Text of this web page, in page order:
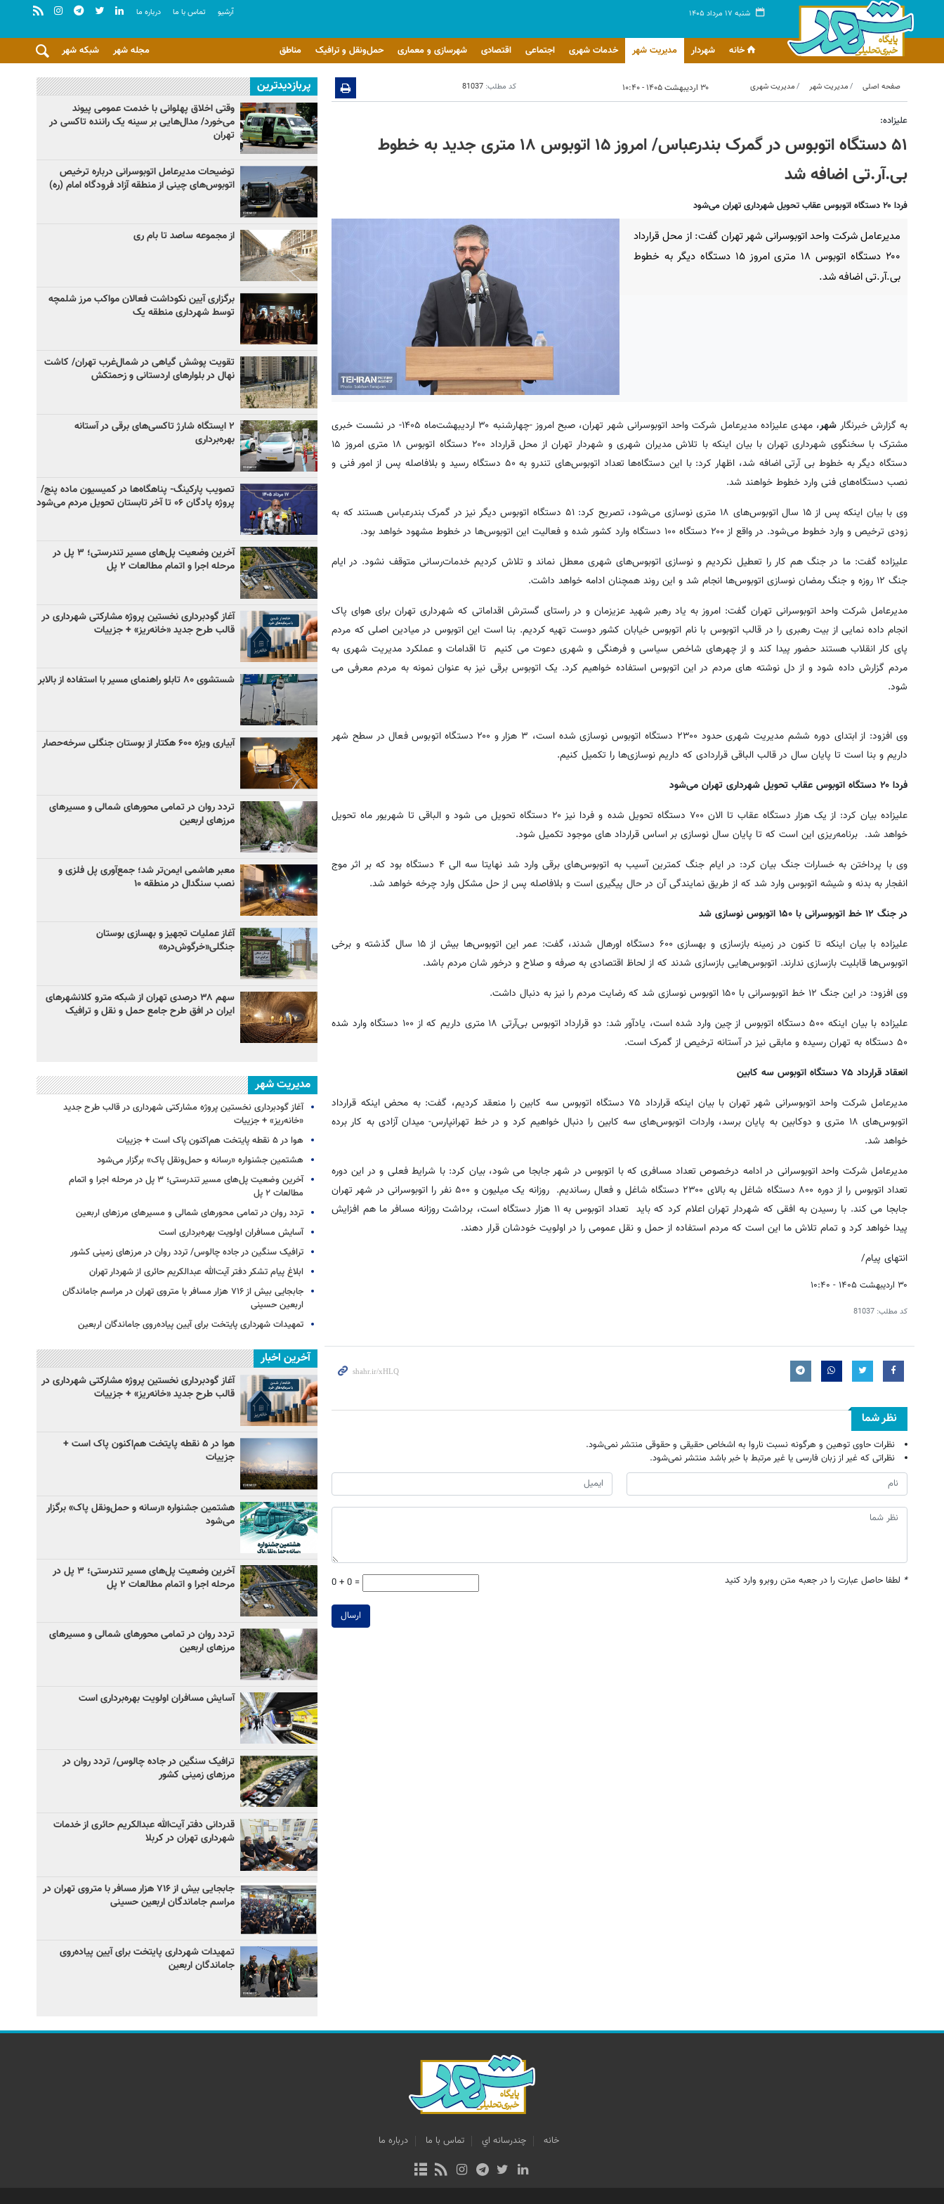
شنبه ۱۷ مرداد ۱۴۰۵ آرشيو تماس با ما درباره ما
خانه شهردار مدیریت شهر خدمات شهری اجتماعی اقتصادی شهرسازی و معماری حمل‌ونقل و ترافیک مناطق شبکه شهر مجله شهر
صفحه اصلی مدیریت شهر مدیریت شهری ۳۰ اردیبهشت ۱۴۰۵ - ۱۰:۴۰ کد مطلب: 81037
علیزاده:
۵۱ دستگاه اتوبوس در گمرک بندرعباس/ امروز ۱۵ اتوبوس ۱۸ متری جدید به خطوط
بی.آر.تی اضافه شد
فردا ۲۰ دستگاه اتوبوس عقاب تحویل شهرداری تهران می‌شود
مدیرعامل شرکت واحد اتوبوسرانی شهر تهران گفت: از محل قرارداد
۲۰۰ دستگاه اتوبوس ۱۸ متری امروز ۱۵ دستگاه دیگر به خطوط
بی.آر.تی اضافه شد.
به گزارش خبرنگار شهر
، مهدی علیزاده مدیرعامل شرکت واحد اتوبوسرانی شهر تهران، صبح امروز -چهارشنبه ۳۰ اردیبهشت‌ماه ۱۴۰۵- در نشست خبری
مشترک با سخنگوی شهرداری تهران با بیان اینکه با تلاش مدیران شهری و شهردار تهران از محل قرارداد ۲۰۰ دستگاه اتوبوس ۱۸ متری امروز ۱۵
دستگاه دیگر به خطوط بی آرتی اضافه شد، اظهار کرد: با این دستگاه‌ها تعداد اتوبوس‌های تندرو به ۵۰ دستگاه رسید و بلافاصله پس از امور فنی و
نصب دستگاه‌های فنی وارد خطوط خواهند شد.
وی با بیان اینکه پس از ۱۵ سال اتوبوس‌های ۱۸ متری نوسازی می‌شود، تصریح کرد: ۵۱ دستگاه اتوبوس دیگر نیز در گمرک بندرعباس هستند که به
زودی ترخیص و وارد خطوط می‌شود. در واقع از ۲۰۰ دستگاه ۱۰۰ دستگاه وارد کشور شده و فعالیت این اتوبوس‌ها در خطوط مشهود خواهد بود.
علیزاده گفت: ما در جنگ هم کار را تعطیل نکردیم و نوسازی اتوبوس‌های شهری معطل نماند و تلاش کردیم خدمات‌رسانی متوقف نشود. در ایام
جنگ ۱۲ روزه و جنگ رمضان نوسازی اتوبوس‌ها انجام شد و این روند همچنان ادامه خواهد داشت.
مدیرعامل شرکت واحد اتوبوسرانی تهران گفت: امروز به یاد رهبر شهید عزیزمان و در راستای گسترش اقداماتی که شهرداری تهران برای هوای پاک
انجام داده نمایی از بیت رهبری را در قالب اتوبوس با نام اتوبوس خیابان کشور دوست تهیه کردیم. بنا است این اتوبوس در میادین اصلی که مردم
پای کار انقلاب هستند حضور پیدا کند و از چهرهای شاخص سیاسی و فرهنگی و شهری دعوت می کنیم تا اقدامات و عملکرد مدیریت شهری به
مردم گزارش داده شود و از دل نوشته های مردم در این اتوبوس استفاده خواهیم کرد. یک اتوبوس برقی نیز به عنوان نمونه به مردم معرفی می
شود.
وی افزود: از ابتدای دوره ششم مدیریت شهری حدود ۲۳۰۰ دستگاه اتوبوس نوسازی شده است، ۳ هزار و ۲۰۰ دستگاه اتوبوس فعال در سطح شهر
داریم و بنا است تا پایان سال در قالب الباقی قراردادی که داریم نوسازی‌ها را تکمیل کنیم.
فردا ۲۰ دستگاه اتوبوس عقاب تحویل شهرداری تهران می‌شود
علیزاده بیان کرد: از یک هزار دستگاه عقاب تا الان ۷۰۰ دستگاه تحویل شده و فردا نیز ۲۰ دستگاه تحویل می شود و الباقی تا شهریور ماه تحویل
خواهد شد. برنامه‌ریزی این است که تا پایان سال نوسازی بر اساس قرارداد های موجود تکمیل شود.
وی با پرداختن به خسارات جنگ بیان کرد: در ایام جنگ کمترین آسیب به اتوبوس‌های برقی وارد شد نهایتا سه الی ۴ دستگاه بود که بر اثر موج
انفجار به بدنه و شیشه اتوبوس وارد شد که از طریق نمایندگی آن در حال پیگیری است و بلافاصله پس از حل مشکل وارد چرخه خواهد شد.
در جنگ ۱۲ خط اتوبوسرانی با ۱۵۰ اتوبوس نوسازی شد
علیزاده با بیان اینکه تا کنون در زمینه بازسازی و بهسازی ۶۰۰ دستگاه اورهال شدند، گفت: عمر این اتوبوس‌ها بیش از ۱۵ سال گذشته و برخی
اتوبوس‌ها قابلیت بازسازی ندارند. اتوبوس‌هایی بازسازی شدند که از لحاظ اقتصادی به صرفه و صلاح و درخور شان مردم باشد.
وی افزود: در این جنگ ۱۲ خط اتوبوسرانی با ۱۵۰ اتوبوس نوسازی شد که رضایت مردم را نیز به دنبال داشت.
علیزاده با بیان اینکه ۵۰۰ دستگاه اتوبوس از چین وارد شده است، یادآور شد: دو قرارداد اتوبوس بی‌آرتی ۱۸ متری داریم که از ۱۰۰ دستگاه وارد شده
۵۰ دستگاه به تهران رسیده و مابقی نیز در آستانه ترخیص از گمرک است.
انعقاد قرارداد ۷۵ دستگاه اتوبوس سه کابین
مدیرعامل شرکت واحد اتوبوسرانی شهر تهران با بیان اینکه قرارداد ۷۵ دستگاه اتوبوس سه کابین را منعقد کردیم، گفت: به محض اینکه قرارداد
اتوبوس‌های ۱۸ متری و دوکابین به پایان برسد، واردات اتوبوس‌های سه کابین را دنبال خواهیم کرد و در خط تهرانپارس- میدان آزادی به کار برده
خواهد شد.
مدیرعامل شرکت واحد اتوبوسرانی در ادامه درخصوص تعداد مسافری که با اتوبوس در شهر جابجا می شود، بیان کرد: با شرایط فعلی و در این دوره
تعداد اتوبوس را از دوره ۸۰۰ دستگاه شاغل به بالای ۲۳۰۰ دستگاه شاغل و فعال رساندیم. روزانه یک میلیون و ۵۰۰ نفر را اتوبوسرانی در شهر تهران
جابجا می کند. با رسیدن به افقی که شهردار تهران اعلام کرد که باید تعداد اتوبوس به ۱۱ هزار دستگاه است، برداشت روزانه مسافر ما هم افزایش
پیدا خواهد کرد و تمام تلاش ما این است که مردم استفاده از حمل و نقل عمومی را در اولویت خودشان قرار دهند.
انتهای پیام/
۳۰ اردیبهشت ۱۴۰۵ - ۱۰:۴۰
کد مطلب: 81037
نظر شما
نظرات حاوی توهین و هرگونه نسبت ناروا به اشخاص حقیقی و حقوقی منتشر نمی‌شود.
نظراتی که غیر از زبان فارسی یا غیر مرتبط با خبر باشد منتشر نمی‌شود.
* لطفا حاصل عبارت را در جعبه متن روبرو وارد کنید 0 + 0 =
ارسال
پربازدیدترین
وقتی اخلاق پهلوانی با خدمت عمومی پیوند
می‌خورد/ مدال‌هایی بر سینه یک راننده تاکسی در
تهران
توضیحات مدیرعامل اتوبوسرانی درباره ترخیص
اتوبوس‌های چینی از منطقه آزاد فرودگاه امام (ره)
از مجموعه ساصد تا بام ری
برگزاری آیین نکوداشت فعالان مواکب مرز شلمچه
توسط شهرداری منطقه یک
تقویت پوشش گیاهی در شمال‌غرب تهران/ کاشت
نهال در بلوارهای اردستانی و زحمتکش
۲ ایستگاه شارژ تاکسی‌های برقی در آستانه
بهره‌برداری
تصویب پارکینگ- پناهگاه‌ها در کمیسیون ماده پنج/
پروژه پادگان ۰۶ تا آخر تابستان تحویل مردم می‌شود
آخرین وضعیت پل‌های مسیر تندرستی؛ ۳ پل در
مرحله اجرا و اتمام مطالعات ۲ پل
آغاز گودبرداری نخستین پروژه مشارکتی شهرداری در
قالب طرح جدید «خانه‌ریز» + جزییات
شستشوی ۸۰ تابلو راهنمای مسیر با استفاده از بالابر
آبیاری ویژه ۶۰۰ هکتار از بوستان جنگلی سرخه‌حصار
تردد روان در تمامی محورهای شمالی و مسیرهای
مرزهای اربعین
معبر هاشمی ایمن‌تر شد؛ جمع‌آوری پل فلزی و
نصب سنگدال در منطقه ۱۰
آغاز عملیات تجهیز و بهسازی بوستان
جنگلی«خرگوش‌دره»
سهم ۳۸ درصدی تهران از شبکه مترو کلانشهرهای
ایران در افق طرح جامع حمل و نقل و ترافیک
مدیریت شهر
آغاز گودبرداری نخستین پروژه مشارکتی شهرداری در قالب طرح جدید
«خانه‌ریز» + جزییات
هوا در ۵ نقطه پایتخت هم‌اکنون پاک است + جزییات
هشتمین جشنواره «رسانه و حمل‌ونقل پاک» برگزار می‌شود
آخرین وضعیت پل‌های مسیر تندرستی؛ ۳ پل در مرحله اجرا و اتمام
مطالعات ۲ پل
تردد روان در تمامی محورهای شمالی و مسیرهای مرزهای اربعین
آسایش مسافران اولویت بهره‌برداری است
ترافیک سنگین در جاده چالوس/ تردد روان در مرزهای زمینی کشور
ابلاغ پیام تشکر دفتر آیت‌الله عبدالکریم حائری از شهردار تهران
جابجایی بیش از ۷۱۶ هزار مسافر با متروی تهران در مراسم جاماندگان
اربعین حسینی
تمهیدات شهرداری پایتخت برای آیین پیاده‌روی جاماندگان اربعین
آخرین اخبار
آغاز گودبرداری نخستین پروژه مشارکتی شهرداری در
قالب طرح جدید «خانه‌ریز» + جزییات
هوا در ۵ نقطه پایتخت هم‌اکنون پاک است +
جزییات
هشتمین جشنواره «رسانه و حمل‌ونقل پاک» برگزار
می‌شود
آخرین وضعیت پل‌های مسیر تندرستی؛ ۳ پل در
مرحله اجرا و اتمام مطالعات ۲ پل
تردد روان در تمامی محورهای شمالی و مسیرهای
مرزهای اربعین
آسایش مسافران اولویت بهره‌برداری است
ترافیک سنگین در جاده چالوس/ تردد روان در
مرزهای زمینی کشور
قدردانی دفتر آیت‌الله عبدالکریم حائری از خدمات
شهرداری تهران در کربلا
جابجایی بیش از ۷۱۶ هزار مسافر با متروی تهران در
مراسم جاماندگان اربعین حسینی
تمهیدات شهرداری پایتخت برای آیین پیاده‌روی
جاماندگان اربعین
خانه چندرسانه اي تماس با ما درباره ما